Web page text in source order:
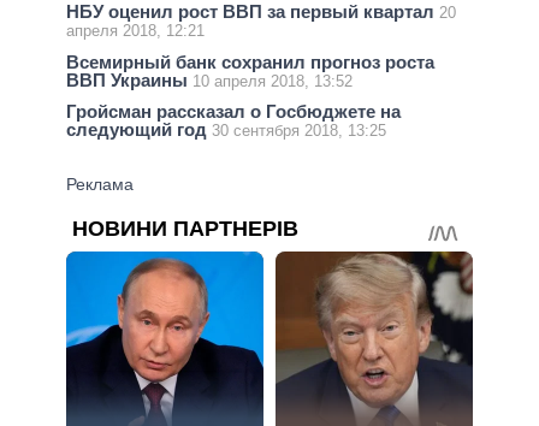
НБУ оценил рост ВВП за первый квартал 20
апреля 2018, 12:21
Всемирный банк сохранил прогноз роста
ВВП Украины 10 апреля 2018, 13:52
Гройсман рассказал о Госбюджете на
следующий год 30 сентября 2018, 13:25